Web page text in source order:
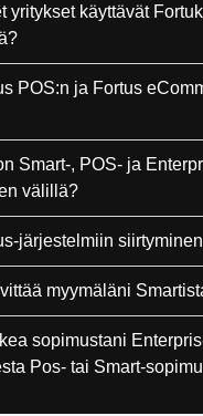
yritykset käyttävät
POS:n ja Fortus
Smart-, POS- ja
välillä?
järjestelmiin
myymäläni
sopimustani
Pos- tai Smart-